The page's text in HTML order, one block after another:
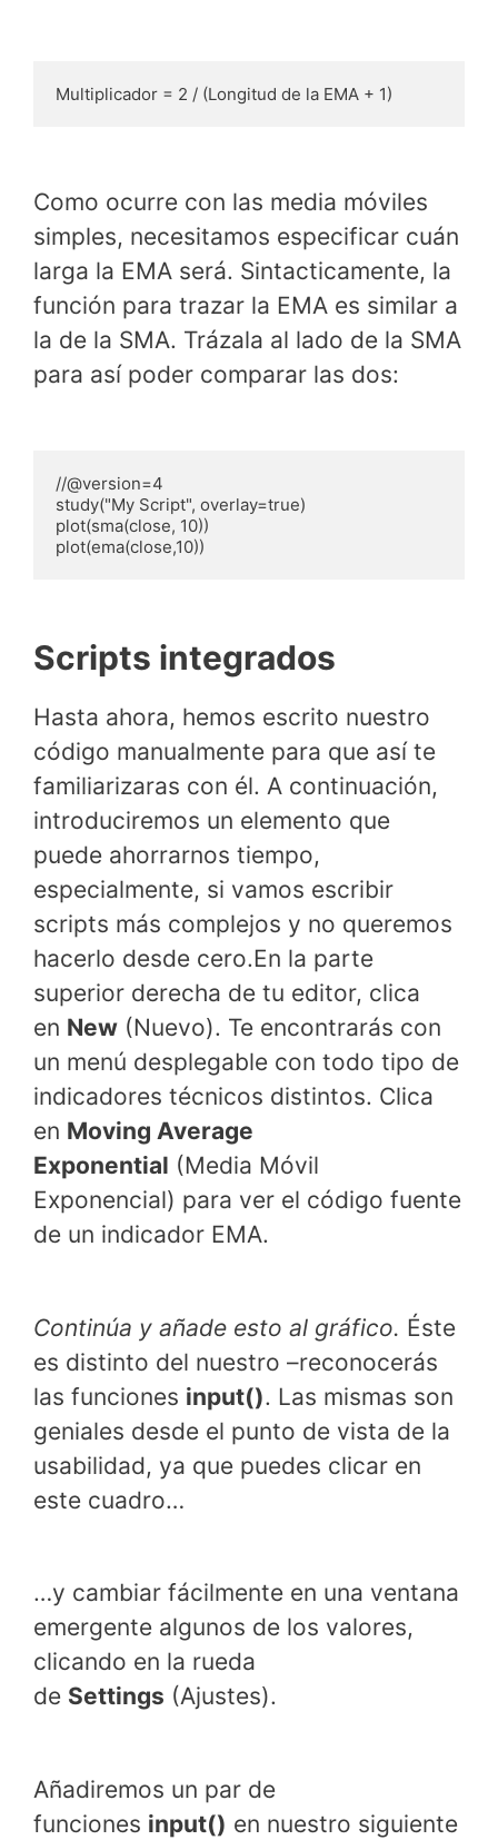
Multiplicador = 2 / (Longitud de la EMA + 1)
Como ocurre con las media móviles
simples, necesitamos especificar cuán
larga la EMA será. Sintacticamente, la
función para trazar la EMA es similar a
la de la SMA. Trázala al lado de la SMA
para así poder comparar las dos:
//@version=4
study("My Script", overlay=true)
plot(sma(close, 10))
plot(ema(close,10))
Scripts integrados
Hasta ahora, hemos escrito nuestro
código manualmente para que así te
familiarizaras con él. A continuación,
introduciremos un elemento que
puede ahorrarnos tiempo,
especialmente, si vamos escribir
scripts más complejos y no queremos
hacerlo desde cero.En la parte
superior derecha de tu editor, clica
en New (Nuevo). Te encontrarás con
un menú desplegable con todo tipo de
indicadores técnicos distintos. Clica
en Moving Average
Exponential (Media Móvil
Exponencial) para ver el código fuente
de un indicador EMA.
Continúa y añade esto al gráfico. Éste
es distinto del nuestro –reconocerás
las funciones input(). Las mismas son
geniales desde el punto de vista de la
usabilidad, ya que puedes clicar en
este cuadro…
…y cambiar fácilmente en una ventana
emergente algunos de los valores,
clicando en la rueda
de Settings (Ajustes).
Añadiremos un par de
funciones input() en nuestro siguiente